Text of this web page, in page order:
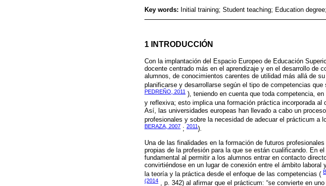
Key words: Initial training; Student teaching; Education
1 INTRODUCCIÓN
Con la implantación del Espacio Europeo de Educación
docente centrado más en el aprendizaje y en el desarrollo de
alumnos, de conocimientos carentes de utilidad más allá de
planificarse y desarrollarse según el tipo de competencias
PEDREÑO, 2011 ), teniendo en cuenta que toda competencia,
y reflexiva; esto implica una formación práctica incorporada al
Así, las universidades europeas han llevado a cabo un
profesionales y sobre la necesidad de adecuar el prácticum a
BERAZA, 2007 ; 2011).
Una de las finalidades en la formación de futuros
propias de la profesión para la que se están cualificando. En
fundamental al permitir a los alumnos entrar en contacto
convirtiéndose en un lugar de conexión entre el ámbito
la teoría y la práctica desde el enfoque de las competencias (
(2014 , p. 342) al afirmar que el prácticum: “se convierte en